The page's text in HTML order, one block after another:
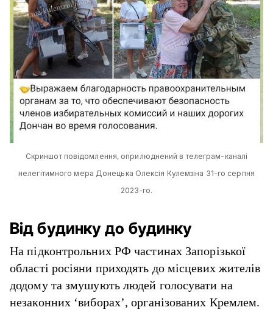
Скриншот повідомлення, оприлюднений в телеграм-каналі
нелегітимного мера Донецька Олексія Кулемзіна 31-го серпня
2023-го.
Від будинку до будинку
На підконтрольних РФ частинах Запорізької
області росіяни приходять до місцевих жителів
додому та змушують людей голосувати на
незаконних ‘виборах’, організованих Кремлем.